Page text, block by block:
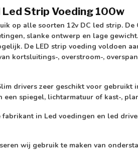
Led Strip Voeding 100w
op alle soorten 12v DC led strip. De
slanke ontwerp en lage
De LED strip voeding voldoen
kortsluitings-, overstroom-,
drivers zeer geschikt voor gebruikt
spiegel, lichtarmatuur of kast-,
in Led voedingen en led
wij gebruik te maken van